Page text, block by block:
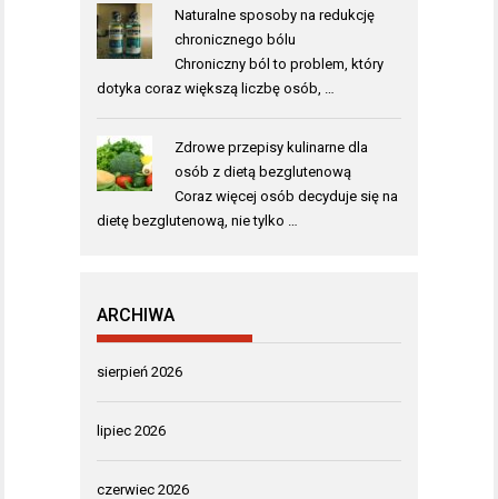
Naturalne sposoby na redukcję
chronicznego bólu
Chroniczny ból to problem, który
dotyka coraz większą liczbę osób, …
Zdrowe przepisy kulinarne dla
osób z dietą bezglutenową
Coraz więcej osób decyduje się na
dietę bezglutenową, nie tylko …
ARCHIWA
sierpień 2026
lipiec 2026
czerwiec 2026